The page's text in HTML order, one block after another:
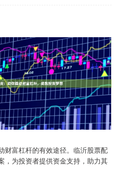
财富杠杆的有效途径。临沂股票配
，为投资者提供资金支持，助力其